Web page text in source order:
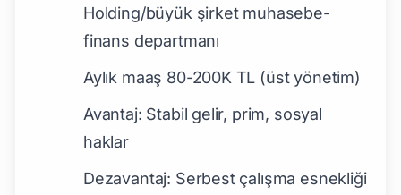
Holding/büyük şirket muhasebe-
finans departmanı
Aylık maaş 80-200K TL (üst yönetim)
Avantaj: Stabil gelir, prim, sosyal
haklar
Dezavantaj: Serbest çalışma esnekliği